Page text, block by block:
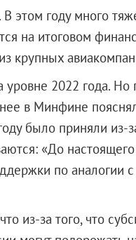
этом году много
на итоговом
крупных
уровне 2022 года. Но
в Минфине
было приняли из-
«До
по аналогии
из-за того, что